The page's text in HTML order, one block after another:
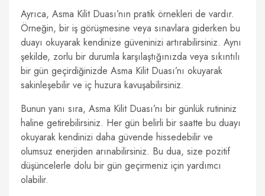
Ayrıca, Asma Kilit Duası’nın pratik örnekleri de vardır.
Örneğin, bir iş görüşmesine veya sınavlara giderken bu
duayı okuyarak kendinize güveninizi artırabilirsiniz. Aynı
şekilde, zorlu bir durumla karşılaştığınızda veya sıkıntılı
bir gün geçirdiğinizde Asma Kilit Duası’nı okuyarak
sakinleşebilir ve iç huzura kavuşabilirsiniz.
Bunun yanı sıra, Asma Kilit Duası’nı bir günlük rutininiz
haline getirebilirsiniz. Her gün belirli bir saatte bu duayı
okuyarak kendinizi daha güvende hissedebilir ve
olumsuz enerjiden arınabilirsiniz. Bu dua, size pozitif
düşüncelerle dolu bir gün geçirmeniz için yardımcı
olabilir.